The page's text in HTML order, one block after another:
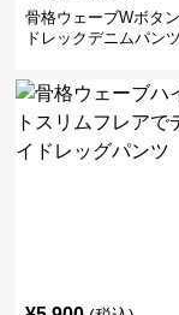
骨格ウェーブWボタ
ドレックデニムパンツ